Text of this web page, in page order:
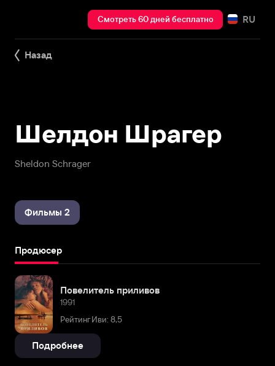
Смотреть 60 дней бесплатно RU
Назад
Sheldon Schrager
Шелдон Шрагер
Фильмы 2
Продюсер
Повелитель приливов
1991
Рейтинг Иви: 8,5
Подробнее